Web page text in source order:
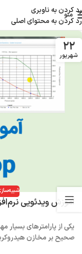
رد کردن به ناوبری
رد کردن به محتوای اصلی
منو
۲۲
شهریور
آموزش ویدئویی
یکی از پارامترهای